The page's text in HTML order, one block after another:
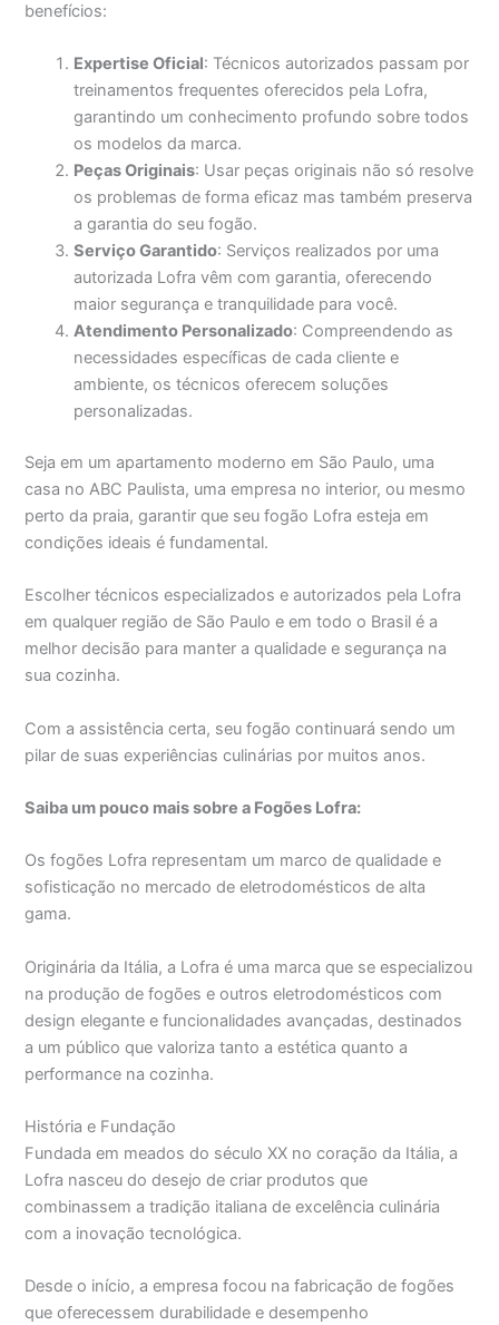
benefícios:
Expertise Oficial: Técnicos autorizados passam por
treinamentos frequentes oferecidos pela Lofra,
garantindo um conhecimento profundo sobre todos
os modelos da marca.
Peças Originais: Usar peças originais não só resolve
os problemas de forma eficaz mas também preserva
a garantia do seu fogão.
Serviço Garantido: Serviços realizados por uma
autorizada Lofra vêm com garantia, oferecendo
maior segurança e tranquilidade para você.
Atendimento Personalizado: Compreendendo as
necessidades específicas de cada cliente e
ambiente, os técnicos oferecem soluções
personalizadas.
Seja em um apartamento moderno em São Paulo, uma
casa no ABC Paulista, uma empresa no interior, ou mesmo
perto da praia, garantir que seu fogão Lofra esteja em
condições ideais é fundamental.
Escolher técnicos especializados e autorizados pela Lofra
em qualquer região de São Paulo e em todo o Brasil é a
melhor decisão para manter a qualidade e segurança na
sua cozinha.
Com a assistência certa, seu fogão continuará sendo um
pilar de suas experiências culinárias por muitos anos.
Saiba um pouco mais sobre a Fogões Lofra:
Os fogões Lofra representam um marco de qualidade e
sofisticação no mercado de eletrodomésticos de alta
gama.
Originária da Itália, a Lofra é uma marca que se especializou
na produção de fogões e outros eletrodomésticos com
design elegante e funcionalidades avançadas, destinados
a um público que valoriza tanto a estética quanto a
performance na cozinha.
História e Fundação
Fundada em meados do século XX no coração da Itália, a
Lofra nasceu do desejo de criar produtos que
combinassem a tradição italiana de excelência culinária
com a inovação tecnológica.
Desde o início, a empresa focou na fabricação de fogões
que oferecessem durabilidade e desempenho